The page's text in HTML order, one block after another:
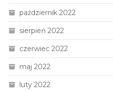
październik 2022
sierpień 2022
czerwiec 2022
maj 2022
luty 2022